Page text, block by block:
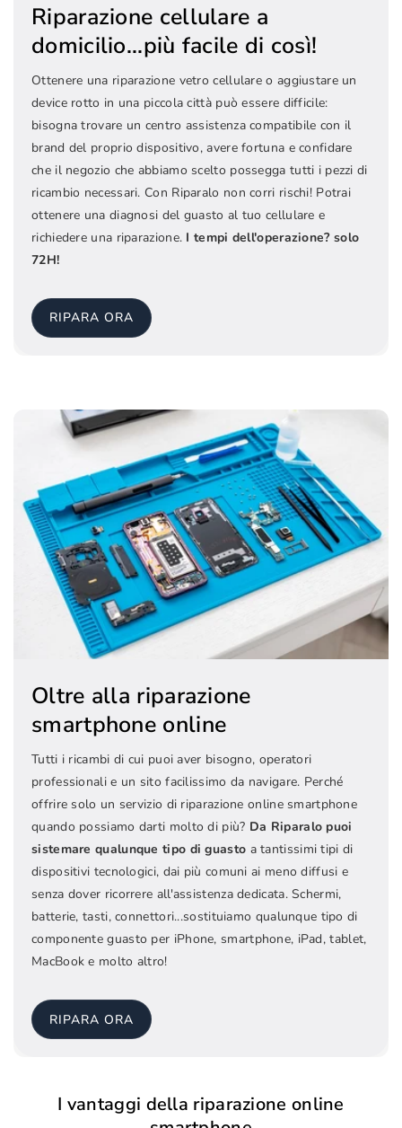
Riparazione cellulare a
domicilio...più facile di così!
Ottenere una riparazione vetro cellulare o aggiustare un
device rotto in una piccola città può essere difficile:
bisogna trovare un centro assistenza compatibile con il
brand del proprio dispositivo, avere fortuna e confidare
che il negozio che abbiamo scelto possegga tutti i pezzi di
ricambio necessari. Con Riparalo non corri rischi! Potrai
ottenere una diagnosi del guasto al tuo cellulare e
richiedere una riparazione. I tempi dell'operazione? solo
72H!
RIPARA ORA
Oltre alla riparazione
smartphone online
Tutti i ricambi di cui puoi aver bisogno, operatori
professionali e un sito facilissimo da navigare. Perché
offrire solo un servizio di riparazione online smartphone
quando possiamo darti molto di più? Da Riparalo puoi
sistemare qualunque tipo di guasto a tantissimi tipi di
dispositivi tecnologici, dai più comuni ai meno diffusi e
senza dover ricorrere all'assistenza dedicata. Schermi,
batterie, tasti, connettori...sostituiamo qualunque tipo di
componente guasto per iPhone, smartphone, iPad, tablet,
MacBook e molto altro!
RIPARA ORA
I vantaggi della riparazione online